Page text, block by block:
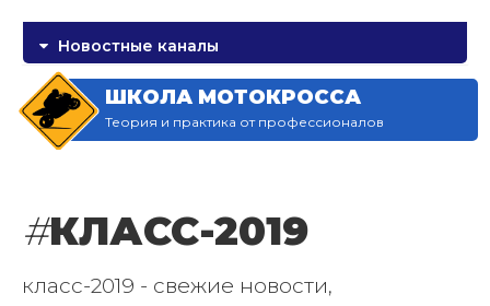
Новостные каналы
ШКОЛА МОТОКРОССА
Теория и практика от профессионалов
#КЛАСС-2019
класс-2019 - свежие новости,